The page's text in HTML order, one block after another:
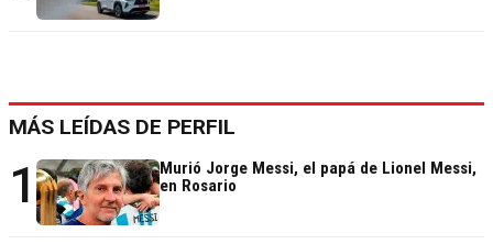
MÁS LEÍDAS DE PERFIL
1
Murió Jorge Messi, el papá de Lionel Messi,
en Rosario